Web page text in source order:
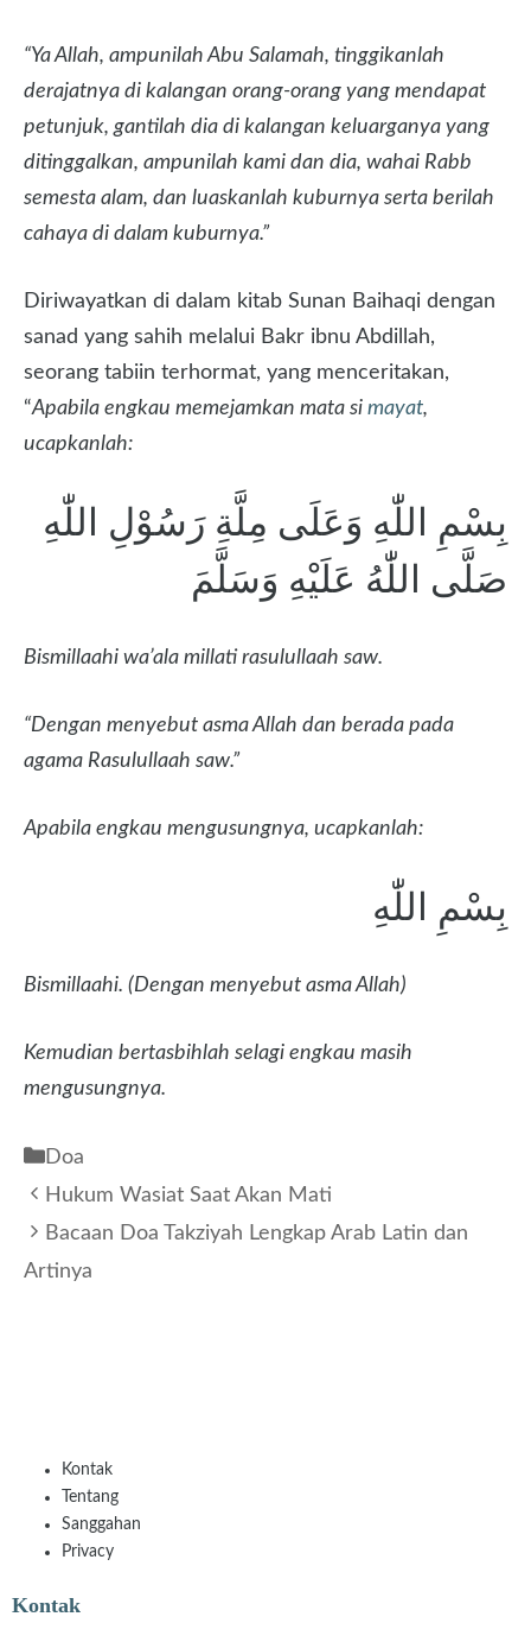
“Ya Allah, ampunilah Abu Salamah, tinggikanlah
derajatnya di kalangan orang-orang yang mendapat
petunjuk, gantilah dia di kalangan keluarganya yang
ditinggalkan, ampunilah kami dan dia, wahai Rabb
semesta alam, dan luaskanlah kuburnya serta berilah
cahaya di dalam kuburnya.”
Diriwayatkan di dalam kitab Sunan Baihaqi dengan
sanad yang sahih melalui Bakr ibnu Abdillah,
seorang tabiin terhormat, yang menceritakan,
“Apabila engkau memejamkan mata si mayat,
ucapkanlah:
بِسْمِ اللّٰهِ وَعَلَى مِلَّةِ رَسُوْلِ اللّٰهِ
صَلَّى اللّٰهُ عَلَيْهِ وَسَلَّمَ
Bismillaahi wa’ala millati rasulullaah saw.
“Dengan menyebut asma Allah dan berada pada
agama Rasulullaah saw.”
Apabila engkau mengusungnya, ucapkanlah:
بِسْمِ اللّٰهِ
Bismillaahi. (Dengan menyebut asma Allah)
Kemudian bertasbihlah selagi engkau masih
mengusungnya.
Kategori
Doa
Hukum Wasiat Saat Akan Mati
Bacaan Doa Takziyah Lengkap Arab Latin dan
Artinya
Kontak
Tentang
Sanggahan
Privacy
Kontak